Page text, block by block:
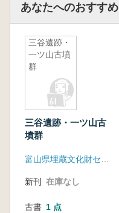
あなたへのおすすめ
三谷遺跡・
一ツ山古墳
群
三谷遺跡・一ツ山古
墳群
富山県埋蔵文化財センター
新刊 在庫なし
古書 1 点